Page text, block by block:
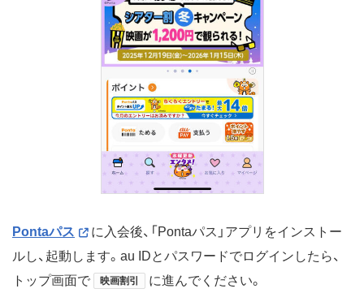
Pontaパス
に入会後、「Pontaパス」アプリをインストー
ルし、起動します。au IDとパスワードでログインしたら、
トップ画面で
映画割引 に進んでください。